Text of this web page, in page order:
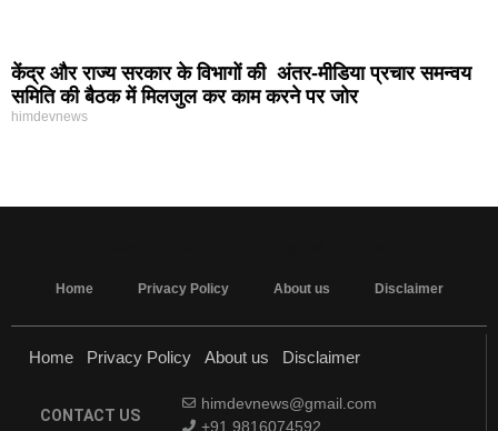
केंद्र और राज्य सरकार के विभागों की अंतर-मीडिया प्रचार समन्वय
समिति की बैठक में मिलजुल कर काम करने पर जोर
himdevnews
Home Privacy Policy About us Disclaimer
Home Privacy Policy About us Disclaimer
CONTACT US
himdevnews@gmail.com
+91 9816074592